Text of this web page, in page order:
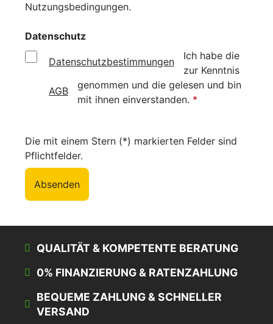
Nutzungsbedingungen.
Datenschutz
Ich habe die
Datenschutzbestimmungen
zur Kenntnis
genommen und die
AGB
gelesen und bin
mit ihnen einverstanden. *
Die mit einem Stern (*) markierten Felder sind
Pflichtfelder.
Absenden
QUALITÄT & KOMPETENTE BERATUNG
0% FINANZIERUNG & RATENZAHLUNG
BEQUEME ZAHLUNG & SCHNELLER
VERSAND